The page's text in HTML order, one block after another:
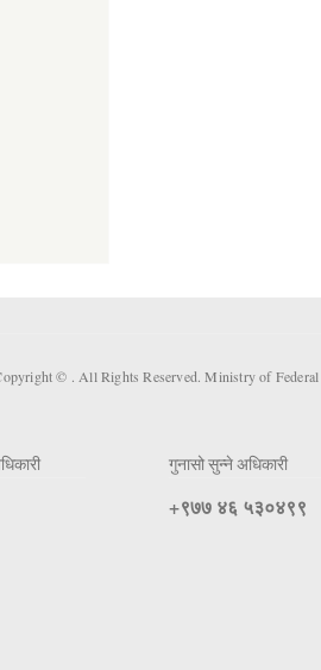
© . All Rights Reserved. Ministry of
गुनासो सुन्ने अधिकारी
+९७७ ४६ ५३०४९९